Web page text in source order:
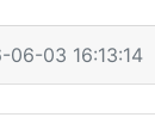
03 16:13:14